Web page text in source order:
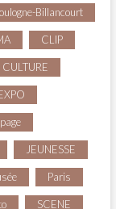
Billancourt
CLIP
CULTURE
JEUNESSE
Paris
SCENE